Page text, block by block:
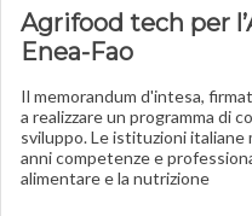
Agrifood tech per
Enea-Fao
Il memorandum d'intesa,
a realizzare un programma di
sviluppo. Le istituzioni
anni competenze e
alimentare e la nutrizione